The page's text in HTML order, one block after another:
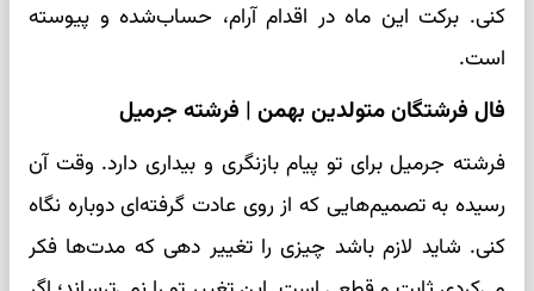
کنی. برکت این ماه در اقدام آرام، حساب‌شده و پیوسته
است.
فال فرشتگان متولدین بهمن | فرشته جرمیل
فرشته جرمیل برای تو پیام بازنگری و بیداری دارد. وقت آن
رسیده به تصمیم‌هایی که از روی عادت گرفته‌ای دوباره نگاه
کنی. شاید لازم باشد چیزی را تغییر دهی که مدت‌ها فکر